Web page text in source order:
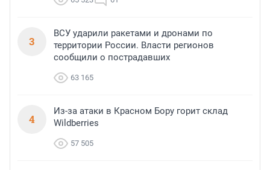
3
ВСУ ударили ракетами и дронами по
территории России. Власти регионов
сообщили о пострадавших
63 165
4
Из-за атаки в Красном Бору горит склад
Wildberries
57 505